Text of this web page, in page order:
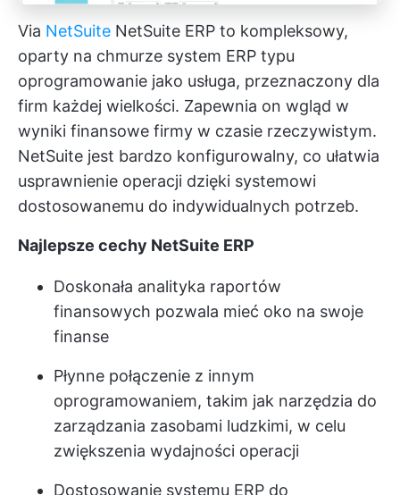
Via NetSuite NetSuite ERP to kompleksowy,
oparty na chmurze system ERP typu
oprogramowanie jako usługa, przeznaczony dla
firm każdej wielkości. Zapewnia on wgląd w
wyniki finansowe firmy w czasie rzeczywistym.
NetSuite jest bardzo konfigurowalny, co ułatwia
usprawnienie operacji dzięki systemowi
dostosowanemu do indywidualnych potrzeb.
Najlepsze cechy NetSuite ERP
Doskonała analityka raportów
finansowych pozwala mieć oko na swoje
finanse
Płynne połączenie z innym
oprogramowaniem, takim jak narzędzia do
zarządzania zasobami ludzkimi, w celu
zwiększenia wydajności operacji
Dostosowanie systemu ERP do